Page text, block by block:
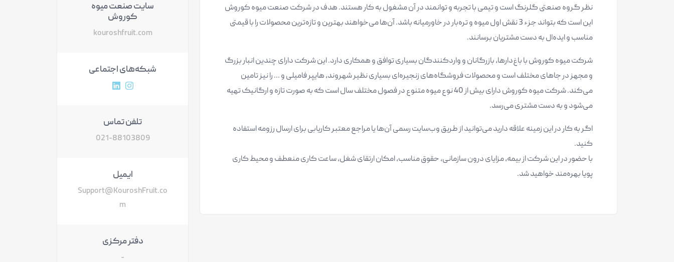
نظر گروه صنعتی گلرنگ است و تیمی با تجربه و توانمند در آن مشغول به کار هستند. هدف در شرکت صنعت میوه کوروش
این است که بتواند جزء 3 نقش اول میوه و تره‌بار در خاورمیانه باشد. آن‌ها می‌خواهند بهترین و تازه‌ترین محصولات را با قیمتی
مناسب و ایده‌ال به دست مشتریان برسانند.
شرکت میوه کوروش با باغ‌دارها، بازرگانان و واردکنندگان بسیاری توافق و همکاری دارد. این شرکت دارای چندین انبار بزرگ
و مجهز در جاهای مختلف است و محصولات فروشگاه‌های زنجیره‌ای بسیاری نظیر شهروند، هایپر فامیلی و … را نیز تامین
می‌کند. شرکت میوه کوروش دارای بیش از 40 نوع میوه متنوع در فصول مختلف سال است که به صورت تازه و ارگانیک تهیه
می‌شود و به دست مشتری می‌رسد.
اگر به کار در این زمینه علاقه دارید می‌توانید از طریق وب‌سایت رسمی آن‌ها یا مراجع معتبر کاریابی برای ارسال رزومه استفاده
کنید.
با حضور در این شرکت از بیمه، مزایای درون سازمانی، حقوق مناسب، امکان ارتقای شغل، ساعت کاری منعطف و محیط کاری
پویا بهره‌مند خواهید شد.
سایت صنعت میوه
کوروش
kouroshfruit.com
شبکه‌های اجتماعی
آدرس پروفایل اینستاگرام
آدرس پروفایل لینکداین
تلفن تماس
021-88103809
ایمیل
Support@KouroshFruit.co
m
دفتر مرکزی
-